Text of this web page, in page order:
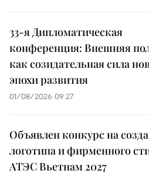
33-я Дипломатическая
конференция: Внешняя
как созидательная сила
эпохи развития
01/08/2026 09:27
Объявлен конкурс на
логотипа и фирменного
АТЭС Вьетнам 2027